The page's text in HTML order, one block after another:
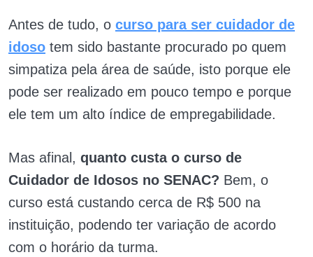
Antes de tudo, o curso para ser cuidador de
idoso tem sido bastante procurado po quem
simpatiza pela área de saúde, isto porque ele
pode ser realizado em pouco tempo e porque
ele tem um alto índice de empregabilidade.
Mas afinal, quanto custa o curso de
Cuidador de Idosos no SENAC? Bem, o
curso está custando cerca de R$ 500 na
instituição, podendo ter variação de acordo
com o horário da turma.